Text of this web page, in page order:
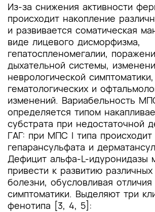
Из-за снижения активности
происходит накопление
и развивается соматическая
виде лицевого дисморфизма,
гепатоспленомегалии,
дыхательной системы,
неврологической симптоматики,
гематологических и
изменений. Вариабельность
определяется типом
субстрата при недостаточной
ГАГ: при МПС I типа происходит
гепарансульфата и
Дефицит альфа-L-идуронидазы
привести к развитию
болезни, обусловливая
симптоматики. Выделяют три
фенотипа [3, 4, 5]: